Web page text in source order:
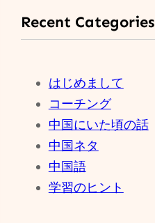
Recent Categories
はじめまして
コーチング
中国にいた頃の話
中国ネタ
中国語
学習のヒント